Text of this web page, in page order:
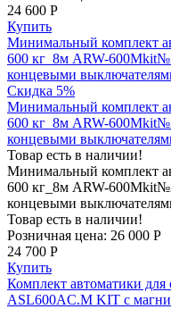
24 600 Р
Купить
Минимальный комплект
600 кг_8м ARW-
концевыми
Скидка 5%
Минимальный комплект
600 кг_8м ARW-
концевыми
Товар есть в наличии!
Минимальный комплект
600 кг_8м ARW-
концевыми
Товар есть в наличии!
Розничная цена: 26 000 Р
24 700 Р
Купить
Комплект автоматики
ASL600AC.M KIT с